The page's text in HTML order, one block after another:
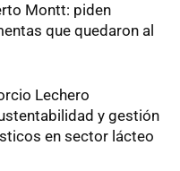
Montt: piden
que quedaron al
Lechero
y gestión
en sector lácteo